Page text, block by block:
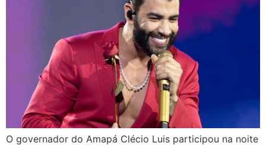
O governador do Amapá Clécio Luis participou na noite